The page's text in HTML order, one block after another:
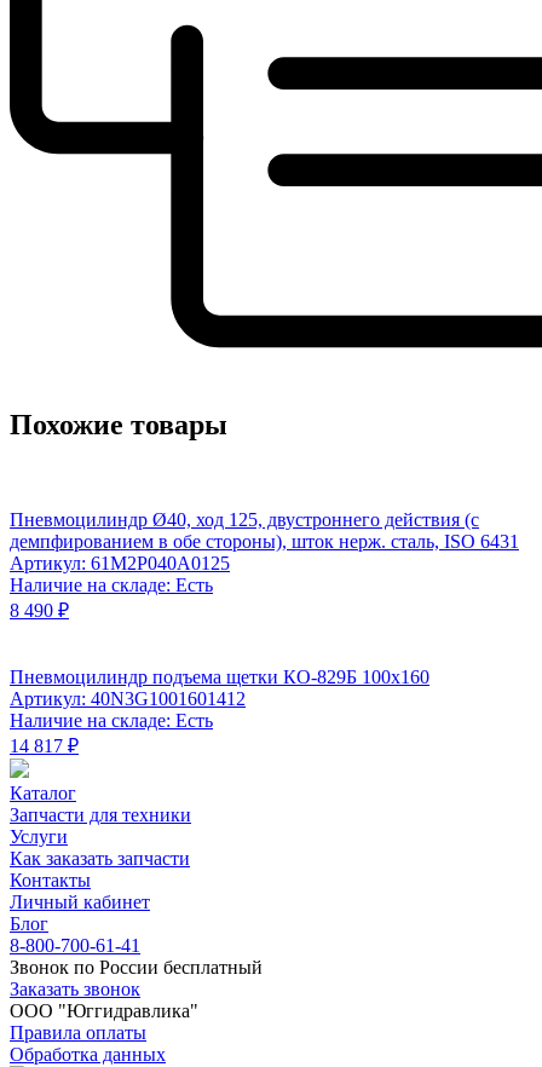
Похожие товары
Пневмоцилиндр Ø40, ход 125, двустроннего действия (с
демпфированием в обе стороны), шток нерж. сталь, ISO 6431
Артикул: 61M2P040A0125
Наличие на складе: Есть
8 490 ₽
Пневмоцилиндр подъема щетки КО-829Б 100x160
Артикул: 40N3G1001601412
Наличие на складе: Есть
14 817 ₽
Каталог
Запчасти для техники
Услуги
Как заказать запчасти
Контакты
Личный кабинет
Блог
8-800-700-61-41
Звонок по России бесплатный
Заказать звонок
ООО "Юггидравлика"
Правила оплаты
Обработка данных